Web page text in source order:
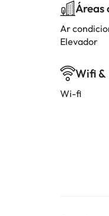
Áreas
Ar
Elevador
Wifi
Wi-fi